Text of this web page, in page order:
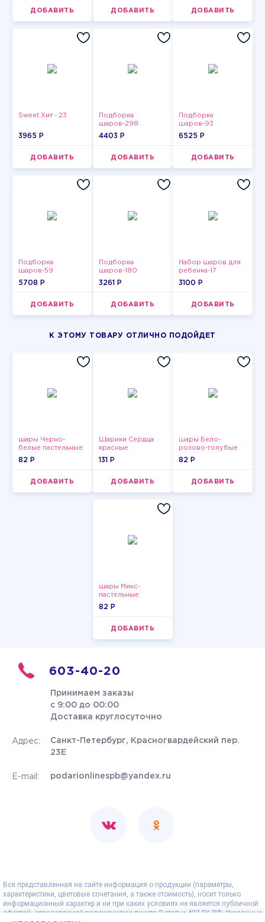
ДОБАВИТЬ ДОБАВИТЬ ДОБАВИТЬ
Sweet Хит - 23
3965 P
ДОБАВИТЬ
Подборка
шаров-298
4403 P
ДОБАВИТЬ
Подборка
шаров-93
6525 P
ДОБАВИТЬ
Подборка
шаров-59
5708 P
ДОБАВИТЬ
Подборка
шаров-180
3261 P
ДОБАВИТЬ
Набор шаров для
ребенка-17
3100 P
ДОБАВИТЬ
К ЭТОМУ ТОВАРУ ОТЛИЧНО ПОДОЙДЕТ
шары Черно-
белые пастельные
82 P
ДОБАВИТЬ
Шарики Сердца
красные
131 P
ДОБАВИТЬ
шары Бело-
розово-голубые
пастельные
82 P
ДОБАВИТЬ
шары Микс-
пастельные
82 P
ДОБАВИТЬ
603-40-20
Принимаем заказы
с 9:00 до 00:00
Доставка круглосуточно
Адрес:
Санкт-Петербург, Красногвардейский пер.
23Е
E-mail: podarionlinespb@yandex.ru
Вся представленная на сайте информация о продукции (параметры,
характеристики, цветовые сочетания, а также стоимость), носит только
информационный характер и ни при каких условиях не является публичной
офертой, определяемой положениями пункта 2 статьи 437 ГК РФ. Указанные